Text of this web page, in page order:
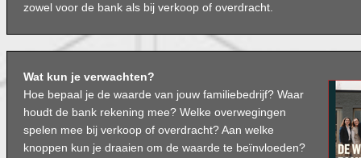
zowel voor de bank als bij verkoop of overdracht.
Wat kun je verwachten?
Hoe bepaal je de waarde van jouw familiebedrijf? Waar
houdt de bank rekening mee? Welke overwegingen
spelen mee bij verkoop of overdracht? Aan welke
knoppen kun je draaien om de waarde te beïnvloeden?